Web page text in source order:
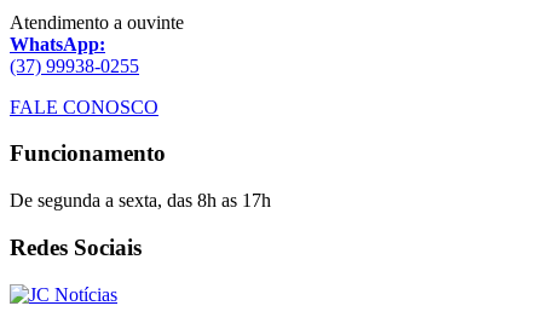
Atendimento a ouvinte
WhatsApp:
(37) 99938-0255
FALE CONOSCO
Funcionamento
De segunda a sexta, das 8h as 17h
Redes Sociais